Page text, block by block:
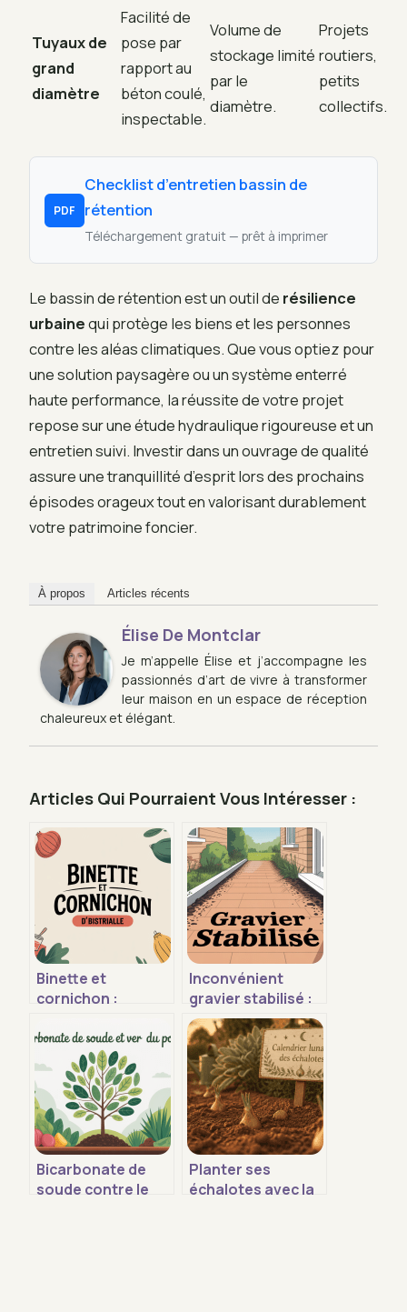
Tuyaux de
grand
diamètre
Facilité de
pose par
rapport au
béton coulé,
inspectable.
Volume de
stockage limité
par le
diamètre.
Projets
routiers,
petits
collectifs.
PDF
Checklist d’entretien bassin de
rétention
Téléchargement gratuit — prêt à imprimer
Le bassin de rétention est un outil de résilience
urbainequi protège les biens et les personnes
contre les aléas climatiques. Que vous optiez pour
une solution paysagère ou un système enterré
haute performance, la réussite de votre projet
repose sur une étude hydraulique rigoureuse et un
entretien suivi. Investir dans un ouvrage de qualité
assure une tranquillité d’esprit lors des prochains
épisodes orageux tout en valorisant durablement
votre patrimoine foncier.
À propos Articles récents
Élise De Montclar
Je m’appelle Élise et j’accompagne les
passionnés d’art de vivre à transformer
leur maison en un espace de réception
chaleureux et élégant.
Articles Qui Pourraient Vous Intéresser :
Binette et
cornichon :
tendance, entre
restaurant et
expression
Inconvénient
gravier stabilisé :
ce qu’il faut
vraiment savoir
avant de choisir
Bicarbonate de
soude contre le
Planter ses
échalotes avec la